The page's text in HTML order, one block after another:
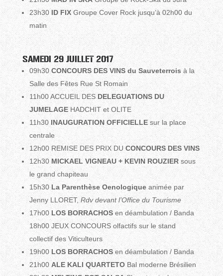
23h30ID FIXGroupe Cover Rock jusqu’à 02h00 du
matin
SAMEDI 29 JUILLET 2017
09h30CONCOURS DES VINS du Sauveterroisà la
Salle des Fêtes Rue St Romain
11h00 ACCUEIL DESDELEGUATIONS DU
JUMELAGEHADCHIT et OLITE
11h30INAUGURATION OFFICIELLEsur la place
centrale
12h00 REMISE DES PRIX DUCONCOURS DES VINS
12h30MICKAEL VIGNEAU + KEVIN ROUZIERsous
le grand chapiteau
15h30La Parenthèse Oenologiqueanimée par
Jenny LLORET,Rdv devant l’Office du Tourisme
17h00LOS BORRACHOSen déambulation / Banda
18h00 JEUX CONCOURS olfactifs sur le stand
collectif des Viticulteurs
19h00LOS BORRACHOSen déambulation / Banda
21h00ALE KALI QUARTETOBal moderne Brésilien